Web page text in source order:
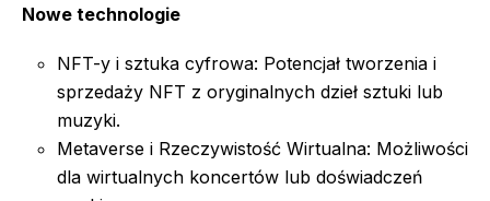
Nowe technologie
NFT-y i sztuka cyfrowa: Potencjał tworzenia i
sprzedaży NFT z oryginalnych dzieł sztuki lub
muzyki.
Metaverse i Rzeczywistość Wirtualna: Możliwości
dla wirtualnych koncertów lub doświadczeń